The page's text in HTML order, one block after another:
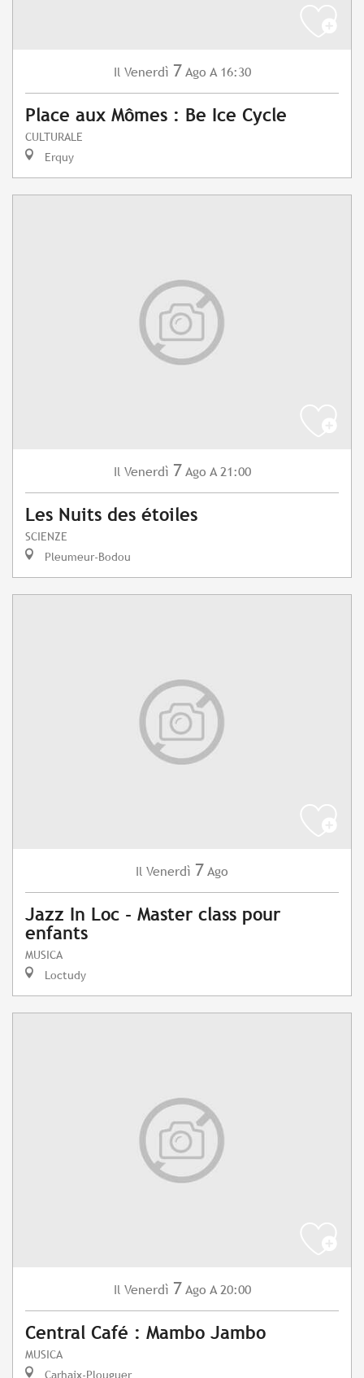
Il Venerdì 7 Ago A 16:30
Place aux Mômes : Be Ice Cycle
CULTURALE
Erquy
Il Venerdì 7 Ago A 21:00
Les Nuits des étoiles
SCIENZE
Pleumeur-Bodou
Il Venerdì 7 Ago
Jazz In Loc - Master class pour
enfants
MUSICA
Loctudy
Il Venerdì 7 Ago A 20:00
Central Café : Mambo Jambo
MUSICA
Carhaix-Plouguer